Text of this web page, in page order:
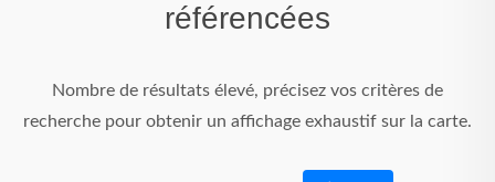
référencées
Nombre de résultats élevé, précisez vos critères de
recherche pour obtenir un affichage exhaustif sur la carte.